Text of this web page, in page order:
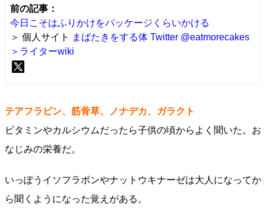
前の記事：
今日こそはふりかけをパッケージくらいかける
＞ 個人サイト
まばたきをする体 Twitter @eatmorecakes
＞ライターwiki
テアフラビン、筋骨草、ノナデカ、ガラクト
ビタミンやカルシウムだったら子供の頃からよく聞いた。お
なじみの栄養だ。
いっぽうイソフラボンやナットウキナーゼは大人になってか
ら聞くようになった覚えがある。